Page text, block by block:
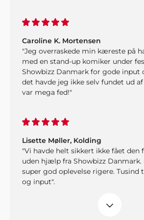
Caroline K. Mortensen
"Jeg overraskede min kæreste på
med en stand-up komiker under
Showbizz Danmark for gode input
det havde jeg ikke selv fundet ud
var mega fed!"
Lisette Møller, Kolding
"Vi havde helt sikkert ikke fået den
uden hjælp fra Showbizz Danmark.
super god oplevelse rigere. Tusind
og input".